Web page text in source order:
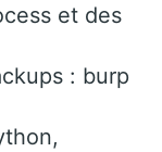
et des
: burp